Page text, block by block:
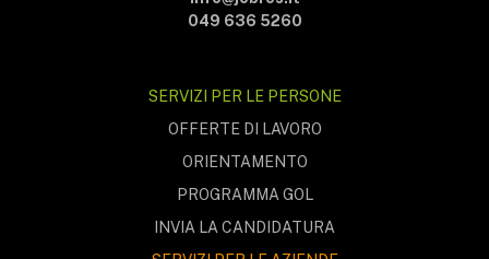
049 636 5260
SERVIZI PER LE PERSONE
OFFERTE DI LAVORO
ORIENTAMENTO
PROGRAMMA GOL
INVIA LA CANDIDATURA